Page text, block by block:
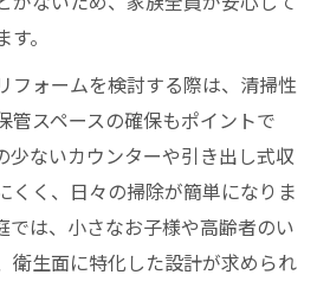
。
フォームを検討する際は、清掃性
管スペースの確保もポイントで
少ないカウンターや引き出し式収
くく、日々の掃除が簡単になりま
では、小さなお子様や高齢者のい
衛生面に特化した設計が求められ